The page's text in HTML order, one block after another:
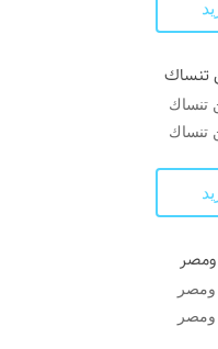
تنساك
تنساك
تنساك
ومصر
ومصر